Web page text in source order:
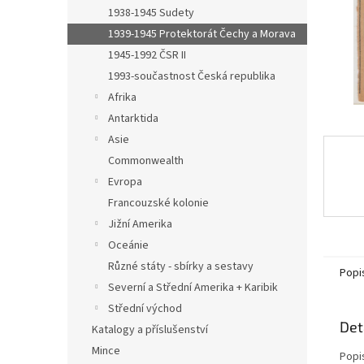
e
l
1938-1945 Sudety
1939-1945 Protektorát Čechy a Morava
1945-1992 ČSR II
1993-součastnost Česká republika
Afrika
Antarktida
Asie
Commonwealth
Evropa
Francouzské kolonie
Jižní Amerika
Oceánie
Různé státy - sbírky a sestavy
Severní a Střední Amerika + Karibik
Střední východ
Katalogy a příslušenství
Mince